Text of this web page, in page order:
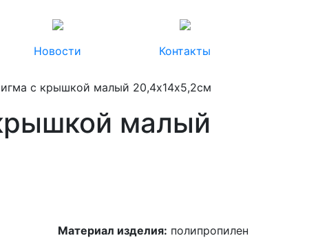
Новости Контакты
с крышкой малый 20,4х14х5,2см
малый
Материал изделия: полипропилен